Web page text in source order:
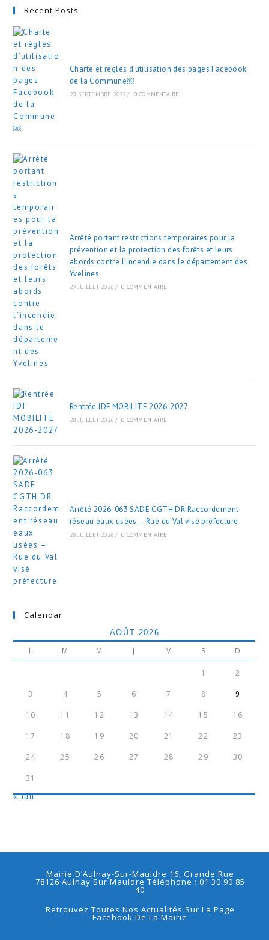
Recent Posts
Charte et règles d’utilisation des pages Facebook
de la Commune￼
20 SEPTEMBRE 2022 / 0 COMMENTAIRE
Arrêté portant restrictions temporaires pour la
prévention et la protection des forêts et leurs
abords contre l’incendie dans le département des
Yvelines
29 JUILLET 2026 / 0 COMMENTAIRE
Rentrée IDF MOBILITE 2026-2027
28 JUILLET 2026 / 0 COMMENTAIRE
Arrêté 2026-063 SADE CGTH DR Raccordement
réseau eaux usées – Rue du Val visé préfecture
28 JUILLET 2026 / 0 COMMENTAIRE
Calendar
AOÛT 2026
L M M J V S D
1 2
3 4 5 6 7 8 9
10 11 12 13 14 15 16
17 18 19 20 21 22 23
24 25 26 27 28 29 30
31
« Juil
Mairie D’Aulnay-Sur-Mauldre 16, Grande Rue
78126 Aulnay Sur Mauldre Téléphone : 01 30 90 85
40
Retrouvez Toutes Nos Actualités Sur La Page
Facebook De La Mairie